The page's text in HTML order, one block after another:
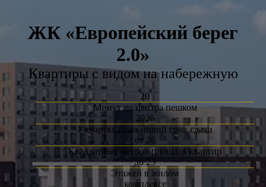
ЖК «Европейский берег
2.0»
Квартиры с видом на набережную
20
Минут до центра пешком
2026
1 квартал ближайший срок сдачи
от 26
Квадратных метров площадь квартир
до 25
Этажей в жилом
комплексе